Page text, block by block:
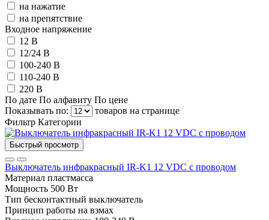
на нажатие
на препятствие
Входное напряжение
12 В
12/24 В
100-240 В
110-240 В
220 В
По дате По алфавиту По цене
Показывать по:
товаров на странице
Фильтр Категории
Быстрый просмотр
Выключатель инфракрасный IR-K1 12 VDC с проводом
Материал пластмасса
Мощность 500 Вт
Тип бесконтактный выключатель
Принцип работы на взмах